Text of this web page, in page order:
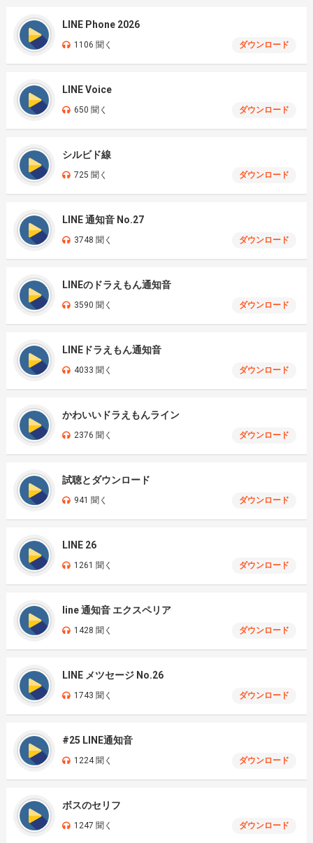
LINE Phone 2026
1106 聞く ダウンロード
LINE Voice
650 聞く ダウンロード
シルビド線
725 聞く ダウンロード
LINE 通知音 No.27
3748 聞く ダウンロード
LINEのドラえもん通知音
3590 聞く ダウンロード
LINEドラえもん通知音
4033 聞く ダウンロード
かわいいドラえもんライン
2376 聞く ダウンロード
試聴とダウンロード
941 聞く ダウンロード
LINE 26
1261 聞く ダウンロード
line 通知音 エクスペリア
1428 聞く ダウンロード
LINE メツセージ No.26
1743 聞く ダウンロード
#25 LINE通知音
1224 聞く ダウンロード
ボスのセリフ
1247 聞く ダウンロード